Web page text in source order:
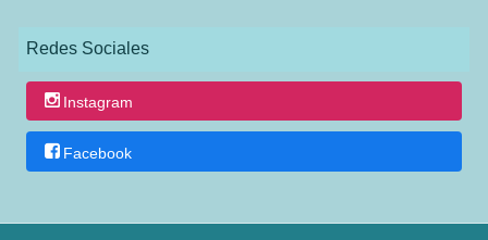
Redes Sociales
Instagram
Facebook